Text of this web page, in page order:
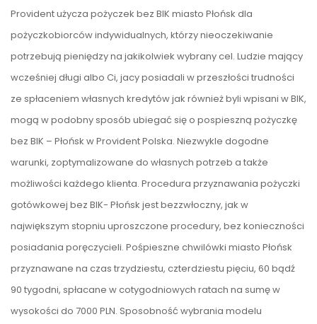
Provident użycza pożyczek bez BIK miasto Płońsk dla
pożyczkobiorców indywidualnych, którzy nieoczekiwanie
potrzebują pieniędzy na jakikolwiek wybrany cel. Ludzie mający
wcześniej długi albo Ci, jacy posiadali w przeszłości trudności
ze spłaceniem własnych kredytów jak również byli wpisani w BIK,
mogą w podobny sposób ubiegać się o pospieszną pożyczkę
bez BIK – Płońsk w Provident Polska. Niezwykle dogodne
warunki, zoptymalizowane do własnych potrzeb a także
możliwości każdego klienta. Procedura przyznawania pożyczki
gotówkowej bez BIK- Płońsk jest bezzwłoczny, jak w
największym stopniu uproszczone procedury, bez konieczności
posiadania poręczycieli. Pośpieszne chwilówki miasto Płońsk
przyznawane na czas trzydziestu, czterdziestu pięciu, 60 bądź
90 tygodni, spłacane w cotygodniowych ratach na sumę w
wysokości do 7000 PLN. Sposobność wybrania modelu